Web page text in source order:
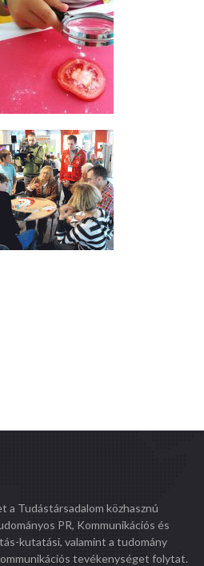
a Tudástársadalom közhasznú
PR, Kommunikációs és
kutatási, valamint a tudomány
tevékenységet folytat.